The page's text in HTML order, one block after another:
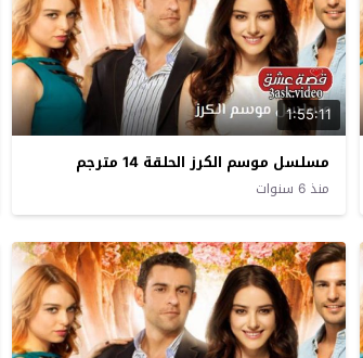
1:55:11
مسلسل موسم الكرز الحلقة 14 مترجم
منذ 6 سنوات